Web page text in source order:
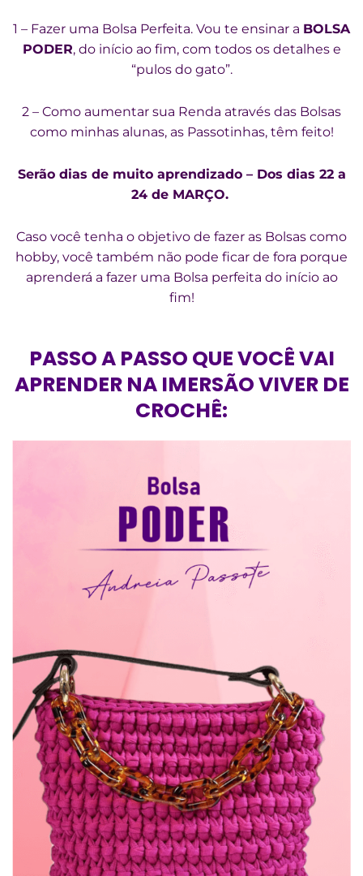
1 – Fazer uma Bolsa Perfeita. Vou te ensinar a BOLSA
PODER, do início ao fim, com todos os detalhes e
“pulos do gato”.
2 – Como aumentar sua Renda através das Bolsas
como minhas alunas, as Passotinhas, têm feito!
Serão dias de muito aprendizado – Dos dias 22 a
24 de MARÇO.
Caso você tenha o objetivo de fazer as Bolsas como
hobby, você também não pode ficar de fora porque
aprenderá a fazer uma Bolsa perfeita do início ao
fim!
PASSO A PASSO QUE VOCÊ VAI
APRENDER NA IMERSÃO VIVER DE
CROCHÊ: